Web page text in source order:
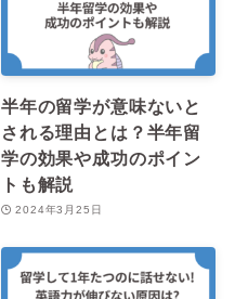
半年の留学が意味ないと
される理由とは？半年留
学の効果や成功のポイン
トも解説
2024年3月25日